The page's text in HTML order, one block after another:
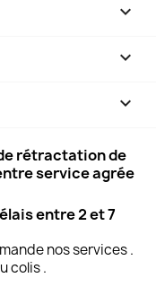


keyboard_arrow_down
rétractation de
service agrée
entre 2 et 7
nos services .
colis .